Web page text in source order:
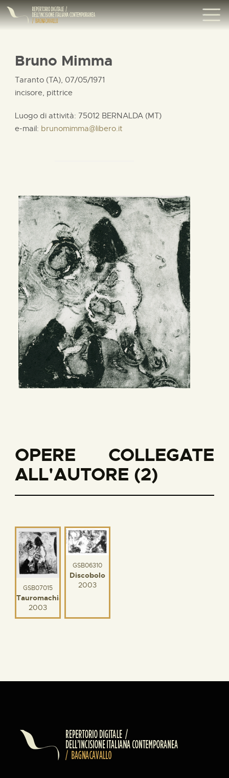
Bruno Mimma
Taranto (TA), 07/05/1971
incisore, pittrice
Luogo di attività: 75012 BERNALDA (MT)
e-mail: brunomimma@libero.it
OPERE COLLEGATE
ALL'AUTORE (2)
GSB07015
Tauromachia
2003
GSB06310
Discobolo
2003